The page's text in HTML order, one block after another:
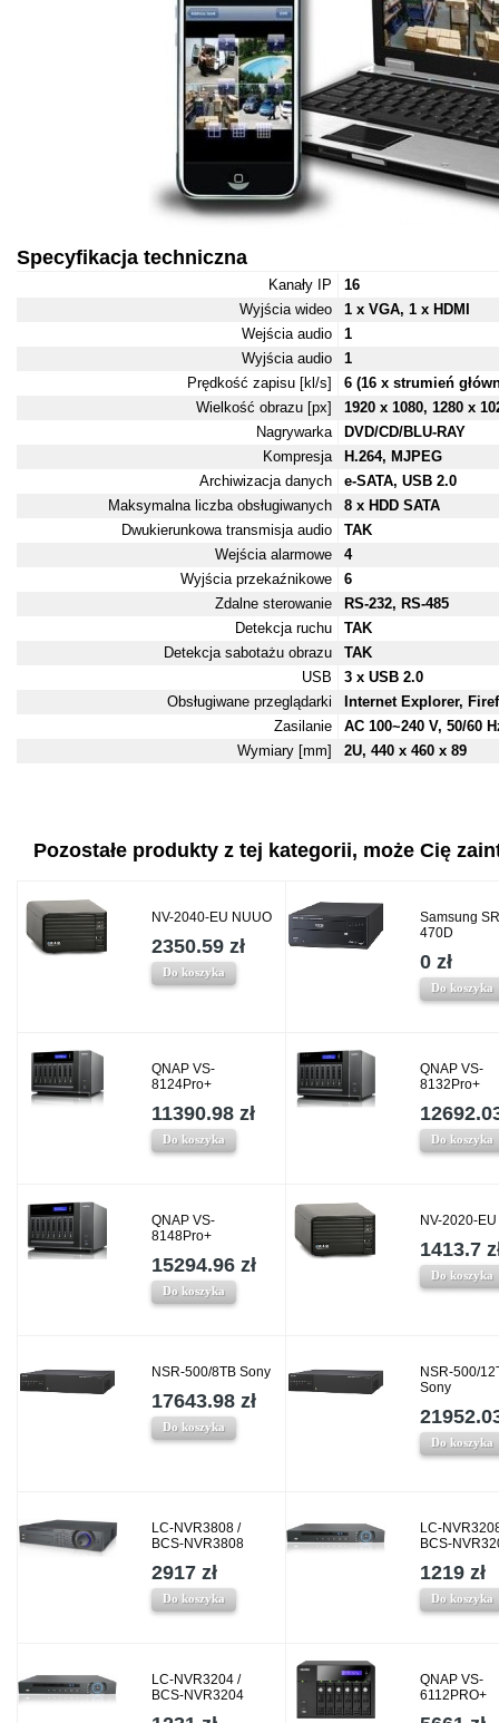
Specyfikacja techniczna
Kanały IP
16
Wyjścia wideo
1 x VGA, 1 x HDMI
Wejścia audio
1
Wyjścia audio
1
Prędkość zapisu [kl/s]
6 (16 x strumień
Wielkość obrazu [px]
1920 x 1080, 1280 x
Nagrywarka
DVD/CD/BLU-RAY
Kompresja
H.264, MJPEG
Archiwizacja danych
e-SATA, USB 2.0
Maksymalna liczba obsługiwanych
8 x HDD SATA
Dwukierunkowa transmisja audio
TAK
Wejścia alarmowe
4
Wyjścia przekaźnikowe
6
Zdalne sterowanie
RS-232, RS-485
Detekcja ruchu
TAK
Detekcja sabotażu obrazu
TAK
USB
3 x USB 2.0
Obsługiwane przeglądarki
Internet Explorer,
Zasilanie
AC 100~240 V, 50/60
Wymiary [mm]
2U, 440 x 460 x 89
Pozostałe produkty z tej kategorii, może Cię
NV-2040-EU NUUO
2350.59 zł
Do koszyka
Samsung
470D
0 zł
Do koszyka
QNAP VS-
8124Pro+
11390.98 zł
Do koszyka
QNAP VS-
8132Pro+
Do koszyka
QNAP VS-
8148Pro+
15294.96 zł
Do koszyka
NV-2020-
1413.7
Do koszyka
NSR-500/8TB Sony
17643.98 zł
Do koszyka
NSR-500/
Sony
Do koszyka
LC-NVR3808 /
BCS-NVR3808
2917 zł
Do koszyka
LC-
BCS-
1219 zł
Do koszyka
LC-NVR3204 /
BCS-NVR3204
QNAP VS-
6112PRO+